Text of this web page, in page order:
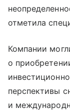
отметила
Компании
о
перспективы
и